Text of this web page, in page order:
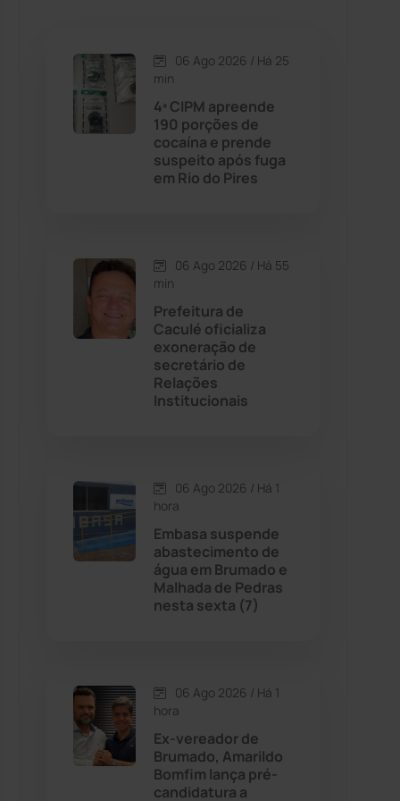
Caetité (1504)
Candiba
Cândido Sales (120)
Caturama
Chapada Diamantina
Cordeiros
Dom Basílio (391)
(1235)
Érico Cardoso
Esportes
06 Ago 2026 / Há 25
min
4ª CIPM apreende
190 porções de
cocaína e prende
suspeito após fuga
em Rio do Pires
06 Ago 2026 / Há 55
min
Prefeitura de
Caculé oficializa
exoneração de
secretário de
Relações
Institucionais
06 Ago 2026 / Há 1
hora
Embasa suspende
abastecimento de
água em Brumado e
Malhada de Pedras
nesta sexta (7)
06 Ago 2026 / Há 1
hora
Ex-vereador de
Brumado, Amarildo
Bomfim lança pré-
candidatura a